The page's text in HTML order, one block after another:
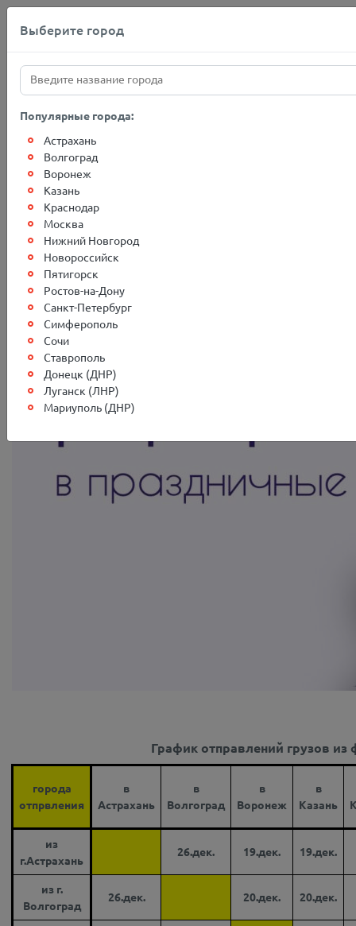
+7(812)767-20-27
Главная О компании
График отправки грузов в
период новогодних
праздников 2024 г.
График отправлений грузов
города
отпрвления
в
Астрахань
в
Волгоград
в
Воронеж
в
Казань
из
г.Астрахань
26.дек. 19.дек. 19.дек.
из г.
Волгоград
26.дек. 20.дек. 20.дек.
Выберите город
Популярные города:
Астрахань
Волгоград
Воронеж
Казань
Краснодар
Москва
Нижний Новгород
Новороссийск
Пятигорск
Ростов-на-Дону
Санкт-Петербург
Симферополь
Сочи
Ставрополь
Донецк (ДНР)
Луганск (ЛНР)
Мариуполь (ДНР)